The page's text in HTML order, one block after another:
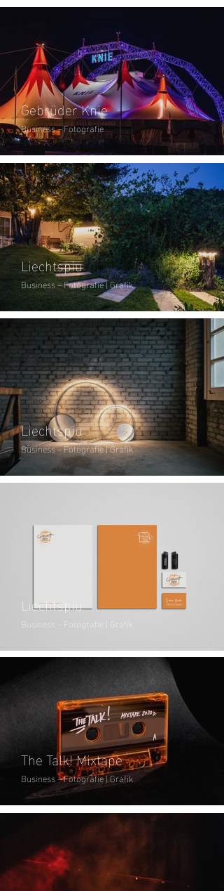
Gebrüder Knie
Business – Fotografie
Liechtspiu
Business – Fotografie | Grafik
Liechtspiu
Business – Fotografie | Grafik
Liechtspiu
Business – Fotografie | Grafik
The Talk! Mixtape
Business – Fotografie | Grafik